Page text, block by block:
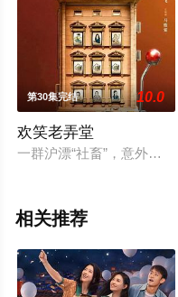
费观看高清未删减完整
相关信息可移步至豆瓣
第30集完结 10.0
欢笑老弄堂
一群沪漂“社畜”，意外撞
相关推荐